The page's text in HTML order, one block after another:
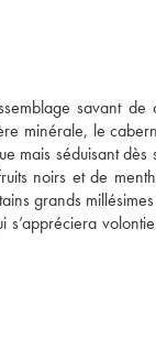
savant de
minérale, le
mais séduisant dès
noirs et de
grands